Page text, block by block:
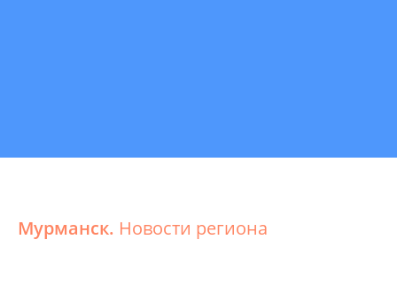
Мурманск. Новости региона